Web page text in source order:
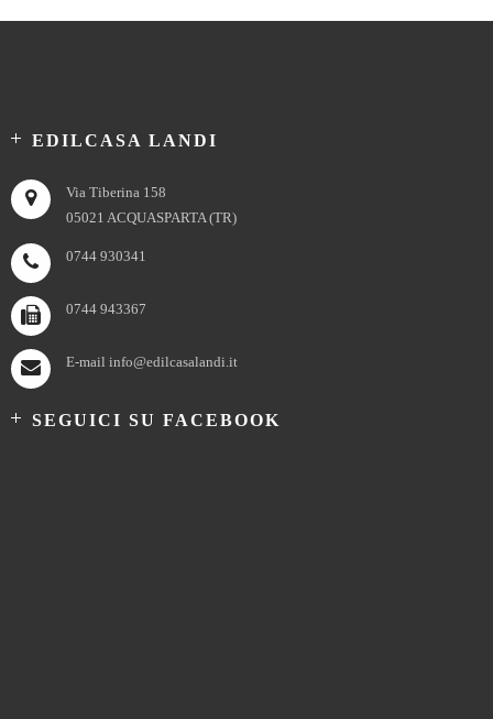
EDILCASA LANDI
Via Tiberina 158
05021 ACQUASPARTA (TR)
0744 930341
0744 943367
E-mail info@edilcasalandi.it
SEGUICI SU FACEBOOK